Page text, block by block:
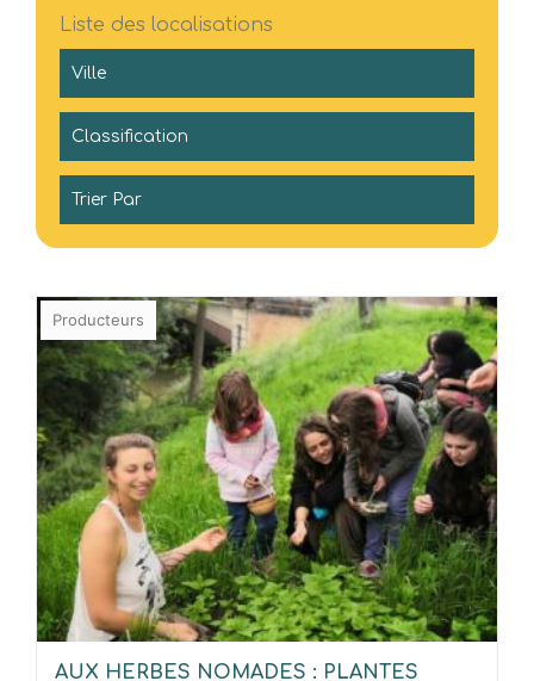
Liste des localisations
Producteurs
AUX HERBES NOMADES : PLANTES